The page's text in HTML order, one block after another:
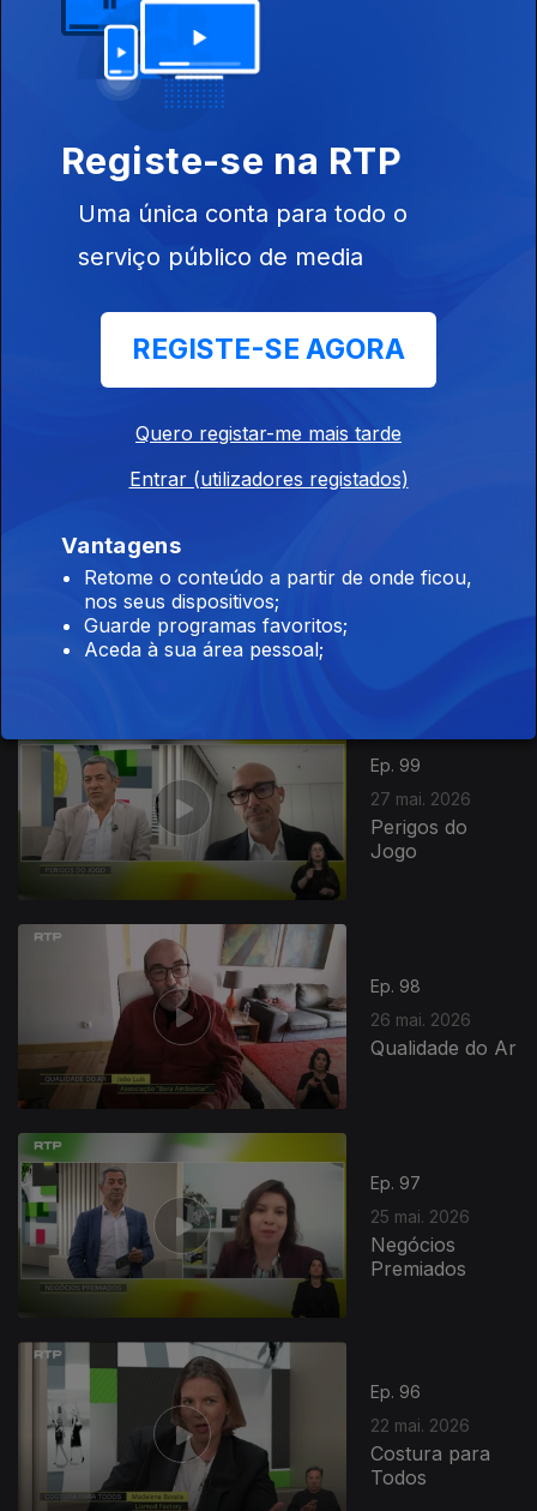
01 jun. 2026
Pedagógicas
Ep. 101
29 mai. 2026
Saúde Digestiva
Ep. 100
Ep. 99
27 mai. 2026
Perigos do
Jogo
Ep. 98
26 mai. 2026
Qualidade do Ar
Ep. 97
25 mai. 2026
Negócios
Premiados
Ep. 96
22 mai. 2026
Costura para
Todos
Registe-se na RTP
Uma única conta para todo o
serviço público de media
REGISTE-SE AGORA
Quero registar-me mais tarde
Entrar (utilizadores registados)
Vantagens
Retome o conteúdo a partir de onde ficou,
nos seus dispositivos;
Guarde programas favoritos;
Aceda à sua área pessoal;